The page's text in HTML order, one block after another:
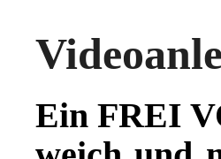
Ein FREI